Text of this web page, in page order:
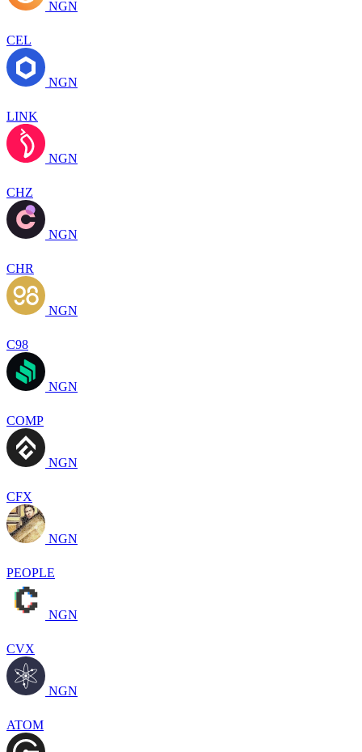
NGN
CEL
NGN
LINK
NGN
CHZ
NGN
CHR
NGN
C98
NGN
COMP
NGN
CFX
NGN
PEOPLE
NGN
CVX
NGN
ATOM